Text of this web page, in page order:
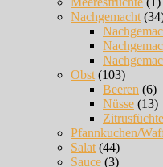
Nachgemacht
Obst (103)
Beeren (6)
Nüsse (13)
Zitrusfüchte
Pfannkuchen/
Salat (44)
Sauce (3)